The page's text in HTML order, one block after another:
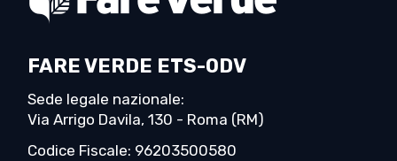
FARE VERDE ETS-ODV
Sede legale nazionale:
Via Arrigo Davila, 130 - Roma (RM)
Codice Fiscale: 96203500580